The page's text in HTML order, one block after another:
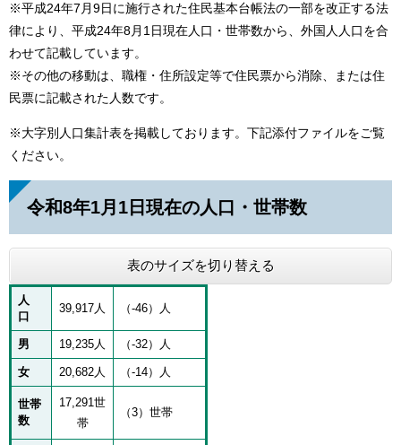
※平成24年7月9日に施行された住民基本台帳法の一部を改正する法
律により、平成24年8月1日現在人口・世帯数から、外国人人口を合
わせて記載しています。
※その他の移動は、職権・住所設定等で住民票から消除、または住
民票に記載された人数です。
※大字別人口集計表を掲載しております。下記添付ファイルをご覧
ください。
令和8年1月1日現在の人口・世帯数
表のサイズを切り替える
人
口
39,917人 （-46）人
男 19,235人 （-32）人
女 20,682人 （-14）人
世帯
数
17,291世
帯
（3）世帯